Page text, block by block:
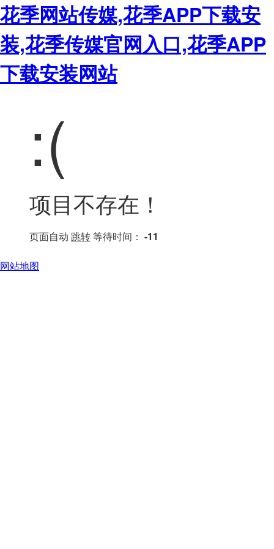
花季网站传媒,花季APP下载安
装,花季传媒官网入口,花季APP
下载安装网站
:(
项目不存在！
页面自动 跳转等待时间： -11
网站地图